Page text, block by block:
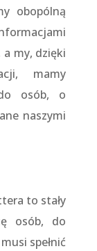
obopólną
my, dzięki
mamy
osób, o
naszymi
to stały
osób, do
spełnić